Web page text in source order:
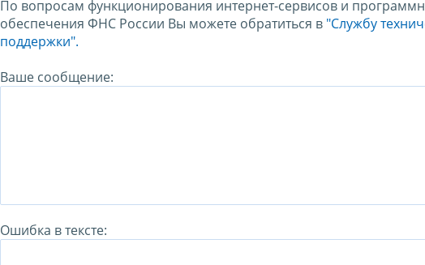
По вопросам функционирования интернет-сервисов и
обеспечения ФНС России Вы можете обратиться в "Службу
поддержки".
Ваше сообщение:
Ошибка в тексте: